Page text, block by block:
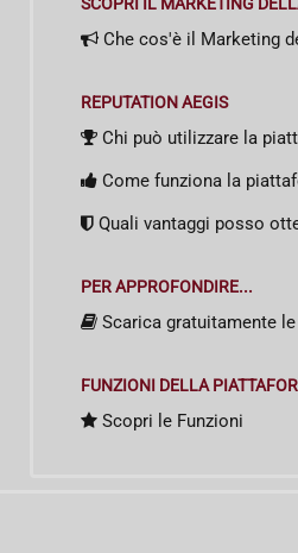
Che cos'è il Marketing
REPUTATION AEGIS
Chi può utilizzare la
Come funziona la
Quali vantaggi posso
PER APPROFONDIRE...
Scarica gratuitamente le
FUNZIONI DELLA
Scopri le Funzioni